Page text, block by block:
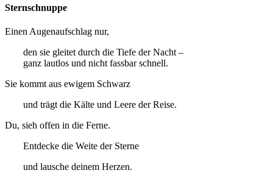
Sternschnuppe
Einen Augenaufschlag nur,
den sie gleitet durch die Tiefe der Nacht –
ganz lautlos und nicht fassbar schnell.
Sie kommt aus ewigem Schwarz
und trägt die Kälte und Leere der Reise.
Du, sieh offen in die Ferne.
Entdecke die Weite der Sterne
und lausche deinem Herzen.